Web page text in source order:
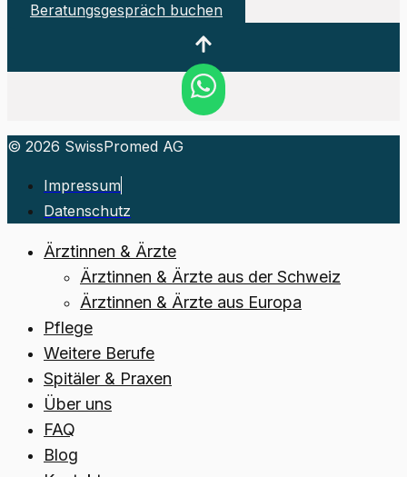
Beratungsgespräch buchen
© 2026 SwissPromed AG
Impressum
Datenschutz
Ärztinnen & Ärzte
Ärztinnen & Ärzte aus der Schweiz
Ärztinnen & Ärzte aus Europa
Pflege
Weitere Berufe
Spitäler & Praxen
Über uns
FAQ
Blog